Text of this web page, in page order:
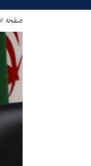
صفحه